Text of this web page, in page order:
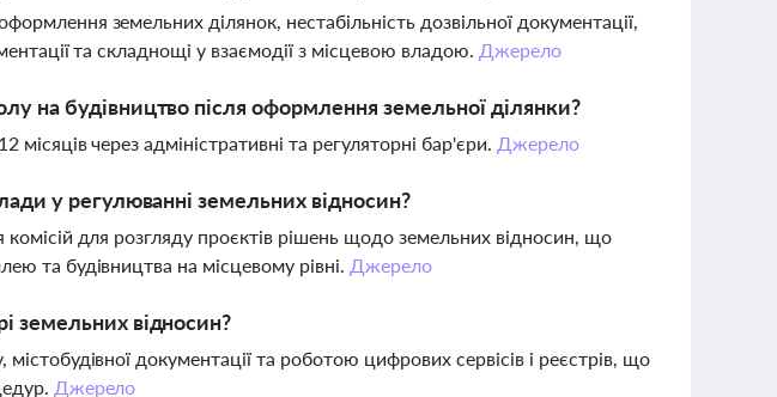
земельних ділянок, нестабільність дозвільної документації,
та складнощі у взаємодії з місцевою владою. Джерело
на будівництво після оформлення земельної ділянки?
через адміністративні та регуляторні бар'єри. Джерело
у регулюванні земельних відносин?
комісій для розгляду проєктів рішень щодо земельних відносин, що
та будівництва на місцевому рівні. Джерело
земельних відносин?
документації та роботою цифрових сервісів і реєстрів, що
Джерело